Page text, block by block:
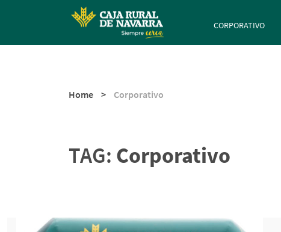
CORPORATIVO
Home > Corporativo
TAG: Corporativo